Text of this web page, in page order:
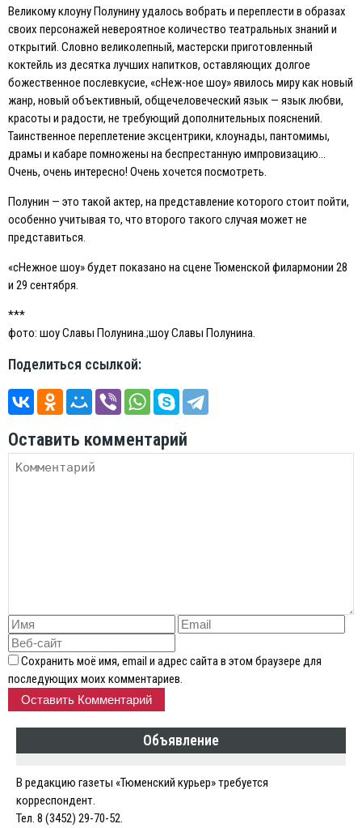
Великому клоуну Полунину удалось вобрать и переплести в образах
своих персонажей невероятное количество театральных знаний и
открытий. Словно великолепный, мастерски приготовленный
коктейль из десятка лучших напитков, оставляющих долгое
божественное послевкусие, «сНеж-ное шоу» явилось миру как новый
жанр, новый объективный, общечеловеческий язык — язык любви,
красоты и радости, не требующий дополнительных пояснений.
Таинственное переплетение эксцентрики, клоунады, пантомимы,
драмы и кабаре помножены на беспрестанную импровизацию…
Очень, очень интересно! Очень хочется посмотреть.
Полунин — это такой актер, на представление которого стоит пойти,
особенно учитывая то, что второго такого случая может не
представиться.
«сНежное шоу» будет показано на сцене Тюменской филармонии 28
и 29 сентября.
***
фото: шоу Славы Полунина.;шоу Славы Полунина.
Поделиться ссылкой:
Оставить комментарий
Сохранить моё имя, email и адрес сайта в этом браузере для
последующих моих комментариев.
Объявление
В редакцию газеты «Тюменский курьер» требуется
корреспондент.
Тел. 8 (3452) 29-70-52.